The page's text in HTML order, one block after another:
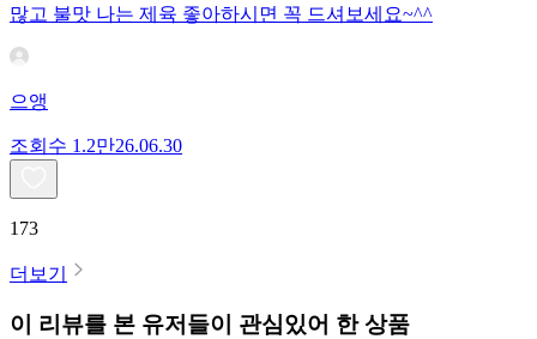
많고 불맛 나는 제육 좋아하시면 꼭 드셔보세요~^^
으앵
조회수 1.2만26.06.30
173
더보기
이 리뷰를 본 유저들이 관심있어 한 상품